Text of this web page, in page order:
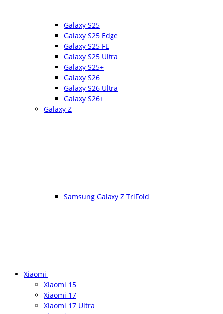
Galaxy S25
Galaxy S25 Edge
Galaxy S25 FE
Galaxy S25 Ultra
Galaxy S25+
Galaxy S26
Galaxy S26 Ultra
Galaxy S26+
Galaxy Z
Samsung Galaxy Z TriFold
Xiaomi
Xiaomi 15
Xiaomi 17
Xiaomi 17 Ultra